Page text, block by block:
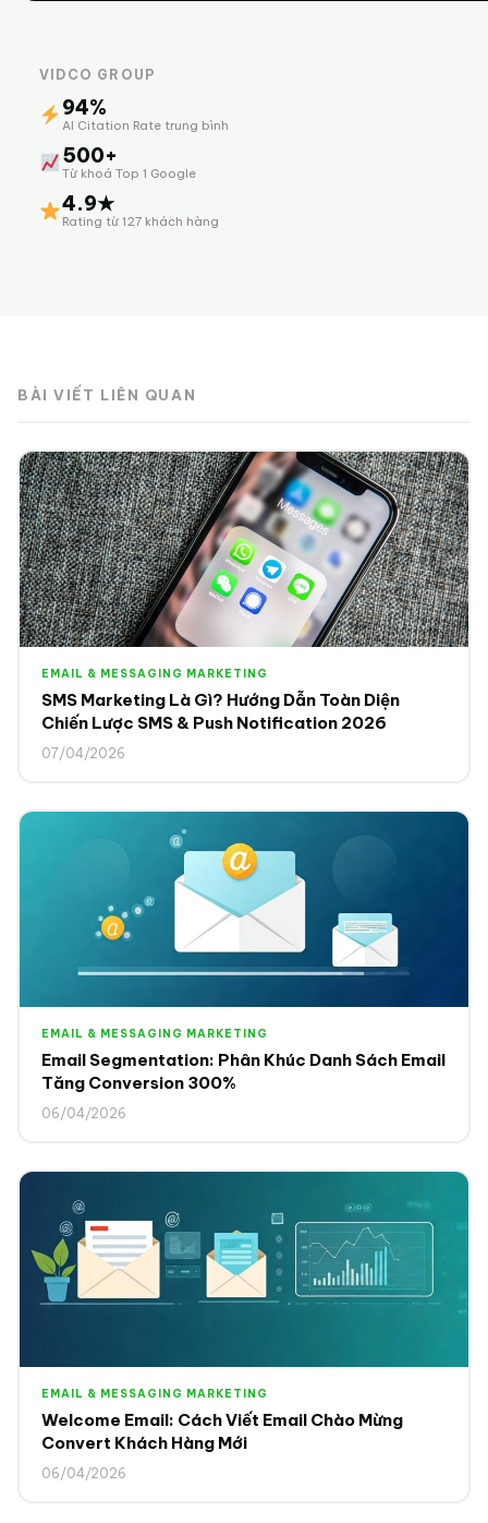
VIDCO GROUP
94%
AI Citation Rate trung bình
500+
Từ khoá Top 1 Google
4.9★
Rating từ 127 khách hàng
BÀI VIẾT LIÊN QUAN
EMAIL & MESSAGING MARKETING
SMS Marketing Là Gì? Hướng Dẫn Toàn Diện
Chiến Lược SMS & Push Notification 2026
07/04/2026
EMAIL & MESSAGING MARKETING
Email Segmentation: Phân Khúc Danh Sách Email
Tăng Conversion 300%
06/04/2026
EMAIL & MESSAGING MARKETING
Welcome Email: Cách Viết Email Chào Mừng
Convert Khách Hàng Mới
06/04/2026